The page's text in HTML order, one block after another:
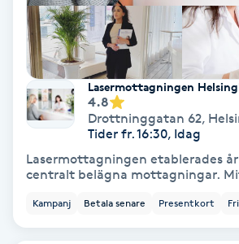
Japansk massage
K18
Katun fransar
Kemisk peeling
Lasermottagningen
4.8
Drottninggatan 62,
Tider fr. 16:30, Idag
Lasermottagningen etablerades år
centralt belägna mottagningar.
Kampanj Betala senare Presentkort